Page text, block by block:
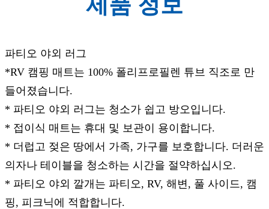
파티오 야외 러그
*RV 캠핑 매트는 100% 폴리프로필렌 튜브 직조로 만
들어졌습니다.
* 파티오 야외 러그는 청소가 쉽고 방오입니다.
* 접이식 매트는 휴대 및 보관이 용이합니다.
* 더럽고 젖은 땅에서 가족, 가구를 보호합니다. 더러운
의자나 테이블을 청소하는 시간을 절약하십시오.
* 파티오 야외 깔개는 파티오, RV, 해변, 풀 사이드, 캠
핑, 피크닉에 적합합니다.